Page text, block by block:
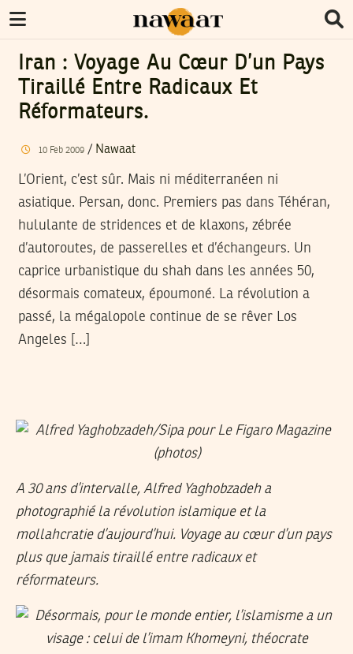
Iran : Voyage Au Cœur D’un Pays
Tiraillé Entre Radicaux Et
Réformateurs.
10 Feb 2009/ Nawaat
L’Orient, c’est sûr. Mais ni méditerranéen ni
asiatique. Persan, donc. Premiers pas dans Téhéran,
hululante de stridences et de klaxons, zébrée
d’autoroutes, de passerelles et d’échangeurs. Un
caprice urbanistique du shah dans les années 50,
désormais comateux, époumoné. La révolution a
passé, la mégalopole continue de se rêver Los
Angeles […]
A 30 ans d’intervalle, Alfred Yaghobzadeh a
photographié la révolution islamique et la
mollahcratie d’aujourd’hui. Voyage au cœur d’un pays
plus que jamais tiraillé entre radicaux et
réformateurs.